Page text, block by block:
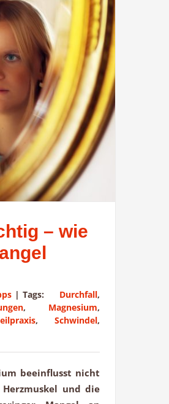
– wie
| Tags: Durchfall,
, Magnesium,
,Schwindel,
beeinflusst nicht
und die